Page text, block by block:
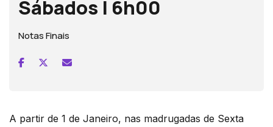
Sábados | 6h00
Notas Finais
A partir de 1 de Janeiro, nas madrugadas de Sexta